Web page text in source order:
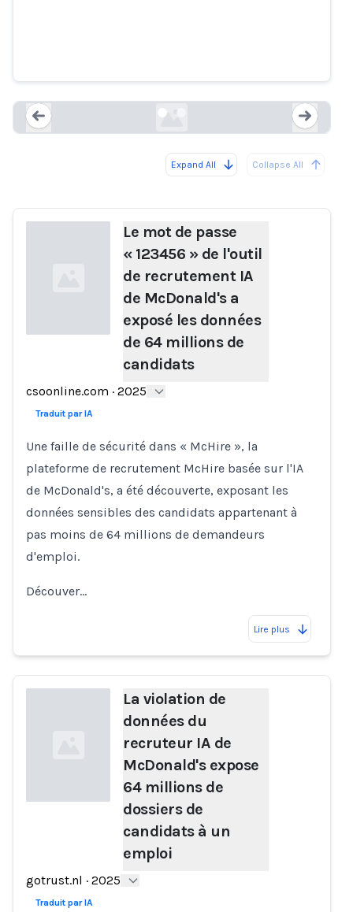
Expand All Collapse All
Le mot de passe
« 123456 » de l'outil
de recrutement IA
de McDonald's a
exposé les données
de 64 millions de
candidats
csoonline.com · 2025
Traduit par IA
Une faille de sécurité dans « McHire », la
plateforme de recrutement McHire basée sur l'IA
de McDonald's, a été découverte, exposant les
données sensibles des candidats appartenant à
pas moins de 64 millions de demandeurs
d'emploi.
Découver…
Lire plus
La violation de
données du
recruteur IA de
McDonald's expose
64 millions de
dossiers de
candidats à un
emploi
gotrust.nl · 2025
Traduit par IA